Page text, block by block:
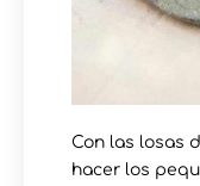
Con las losas
hacer los